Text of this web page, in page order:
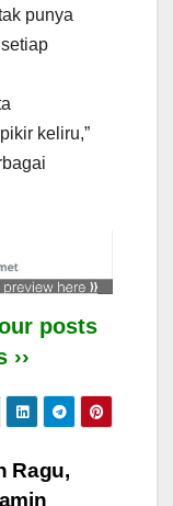
punya
keliru,”
posts
Ragu,